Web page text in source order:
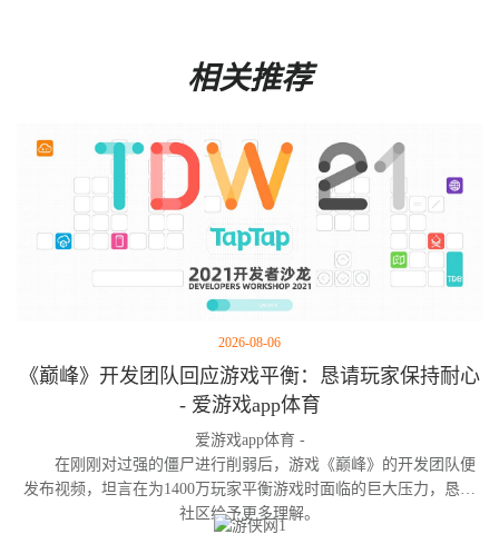
相关推荐
2026-08-06
《巅峰》开发团队回应游戏平衡：恳请玩家保持耐心
- 爱游戏app体育
爱游戏app体育 -
在刚刚对过强的僵尸进行削弱后，游戏《巅峰》的开发团队便
发布视频，坦言在为1400万玩家平衡游戏时面临的巨大压力，恳请
社区给予更多理解。